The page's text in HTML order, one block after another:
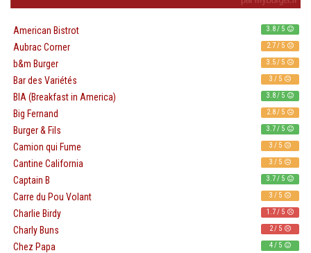
3.8 / 5
American Bistrot
2.7 / 5
Aubrac Corner
3.5 / 5
b&m Burger
3 / 5
Bar des Variétés
3.8 / 5
BIA (Breakfast in America)
2.8 / 5
Big Fernand
3.7 / 5
Burger & Fils
3 / 5
Camion qui Fume
3 / 5
Cantine California
3.7 / 5
Captain B
3 / 5
Carre du Pou Volant
1.7 / 5
Charlie Birdy
2 / 5
Charly Buns
4 / 5
Chez Papa